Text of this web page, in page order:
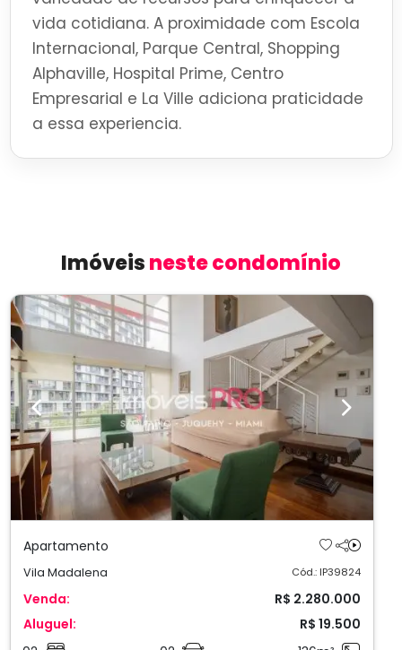
vida cotidiana. A proximidade com Escola
Internacional, Parque Central, Shopping
Alphaville, Hospital Prime, Centro
Empresarial e La Ville adiciona praticidade
a essa experiencia.
Imóveisneste condomínio
Previous Next
Apartamento
Vila Madalena Cód.: IP39824
Venda:
R$ 2.280.000
Aluguel:
R$ 19.500